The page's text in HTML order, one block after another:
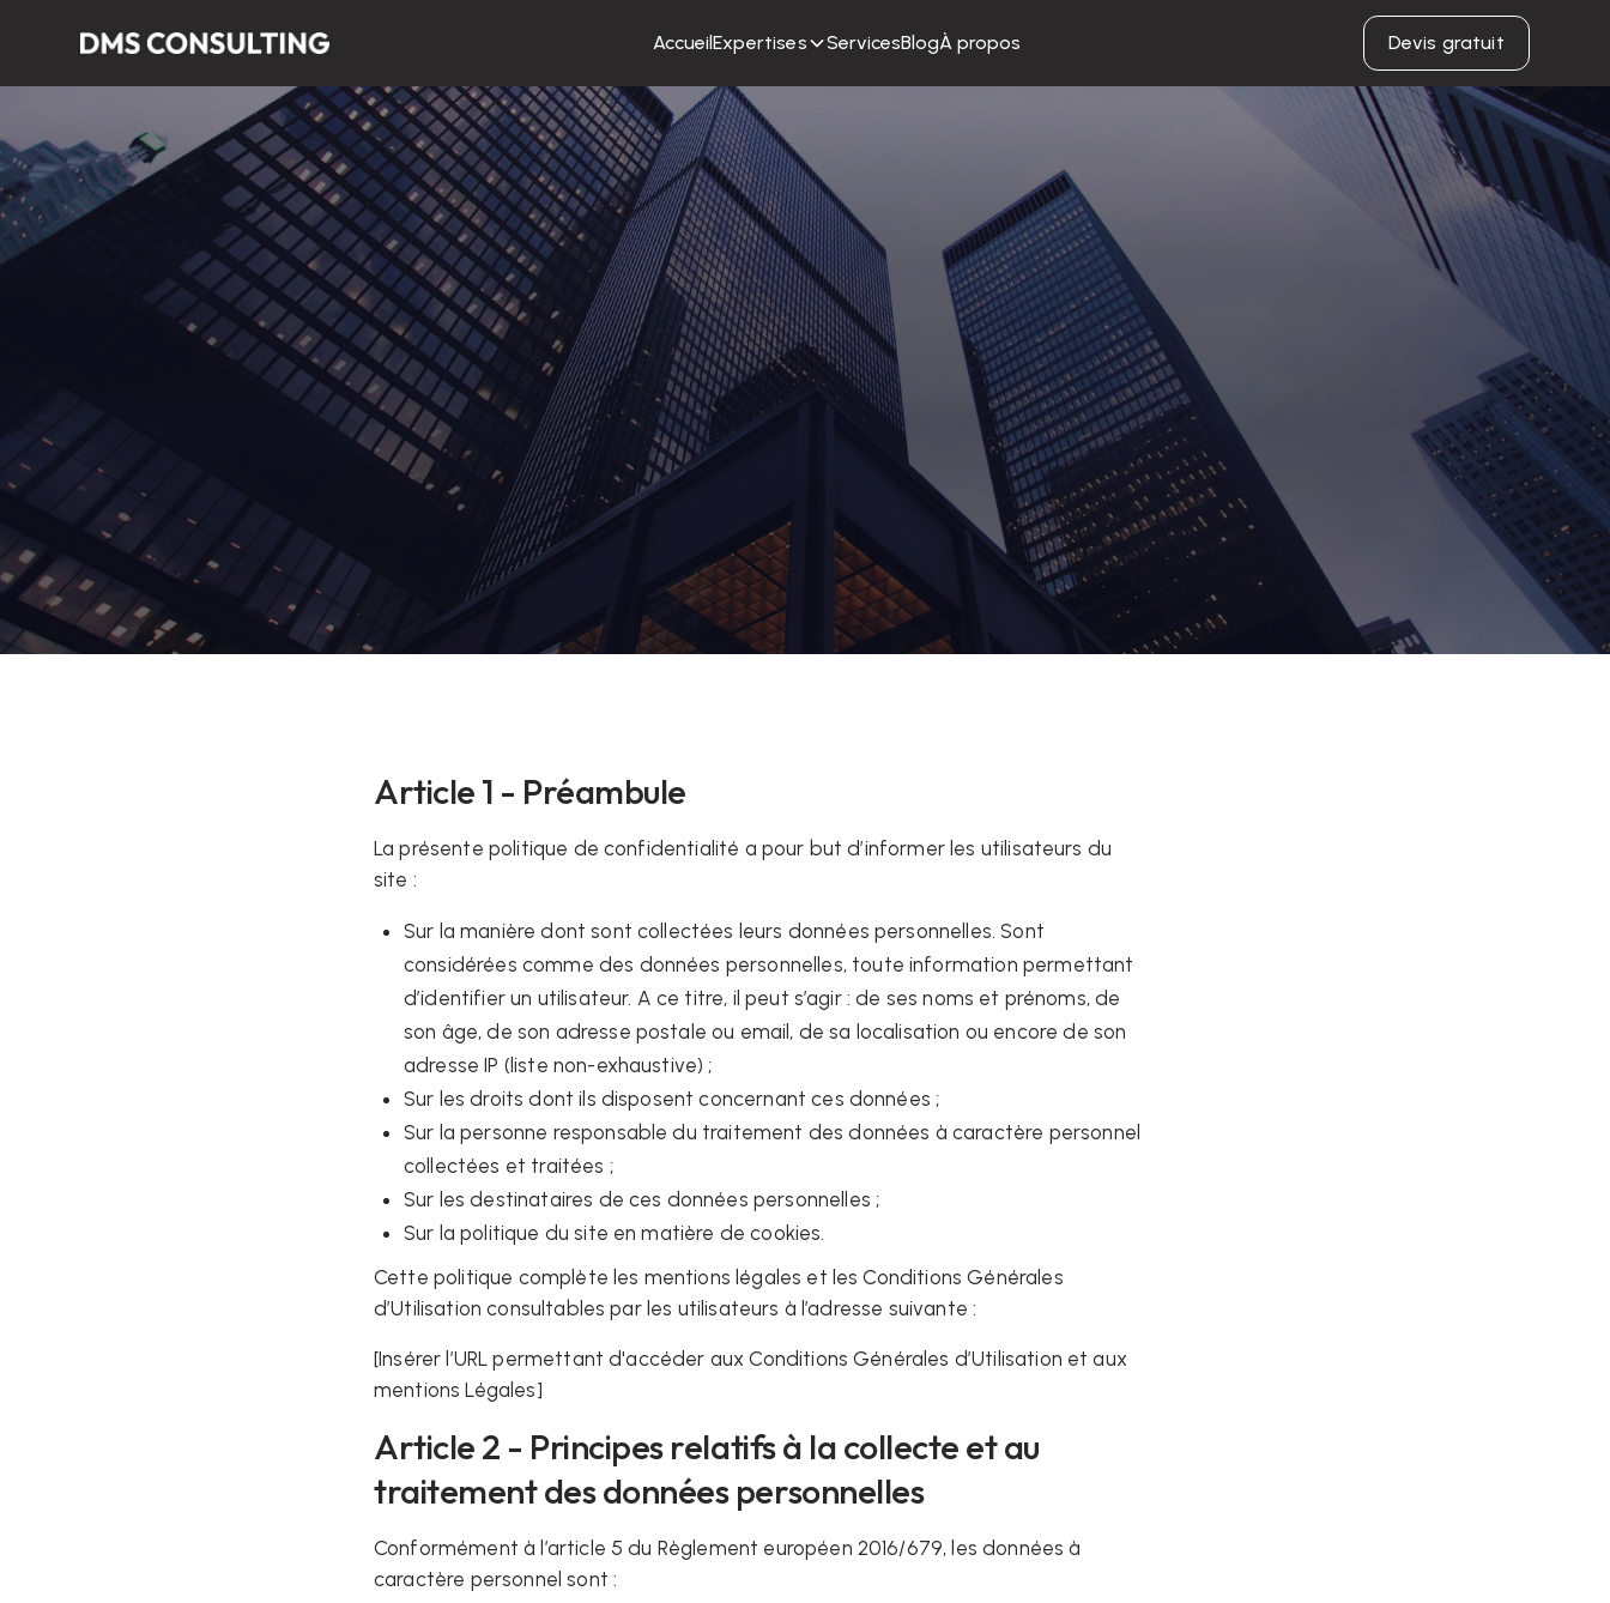
AccueilExpertises ServicesBlogÀ propos Devis gratuit
Article 1 - Préambule
La présente politique de confidentialité a pour but d’informer les utilisateurs du
site :
Sur la manière dont sont collectées leurs données personnelles. Sont
considérées comme des données personnelles, toute information permettant
d’identifier un utilisateur. A ce titre, il peut s’agir : de ses noms et prénoms, de
son âge, de son adresse postale ou email, de sa localisation ou encore de son
adresse IP (liste non-exhaustive) ;
Sur les droits dont ils disposent concernant ces données ;
Sur la personne responsable du traitement des données à caractère personnel
collectées et traitées ;
Sur les destinataires de ces données personnelles ;
Sur la politique du site en matière de cookies.
Cette politique complète les mentions légales et les Conditions Générales
d’Utilisation consultables par les utilisateurs à l’adresse suivante :
[Insérer l’URL permettant d'accéder aux Conditions Générales d’Utilisation et aux
mentions Légales]
Article 2 - Principes relatifs à la collecte et au
traitement des données personnelles
Conformément à l’article 5 du Règlement européen 2016/679, les données à
caractère personnel sont :